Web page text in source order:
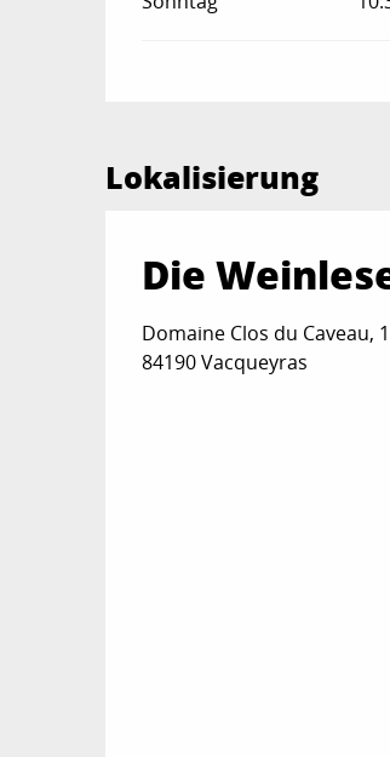
Lokalisierung
Die
Domaine Clos du Caveau,
84190 Vacqueyras